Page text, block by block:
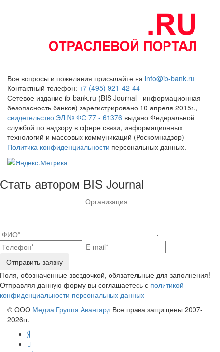
Все вопросы и пожелания присылайте на info@ib-bank.ru
Контактный телефон: +7 (495) 921-42-44
Сетевое издание ib-bank.ru (BIS Journal - информационная
безопасность банков) зарегистрировано 10 апреля 2015г.,
свидетельство ЭЛ № ФС 77 - 61376 выдано Федеральной
службой по надзору в сфере связи, информационных
технологий и массовых коммуникаций (Роскомнадзор)
Политика конфиденциальности персональных данных.
Стать автором BIS Journal
Отправить заявку
Поля, обозначенные звездочкой, обязательные для заполнения!
Отправляя данную форму вы соглашаетесь с политикой
конфиденциальности персональных данных
© ООО Медиа Группа Авангард Все права защищены 2007-
2026гг.